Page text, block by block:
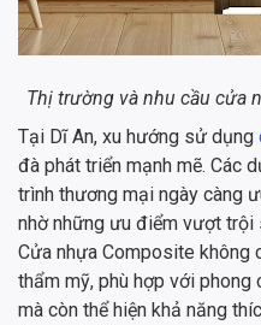
Thị trường và nhu cầu cửa
Tại Dĩ An, xu hướng sử dụng
đà phát triển mạnh mẽ. Các
trình thương mại ngày càng
nhờ những ưu điểm vượt trội
Cửa nhựa Composite không
thẩm mỹ, phù hợp với phong
mà còn thể hiện khả năng